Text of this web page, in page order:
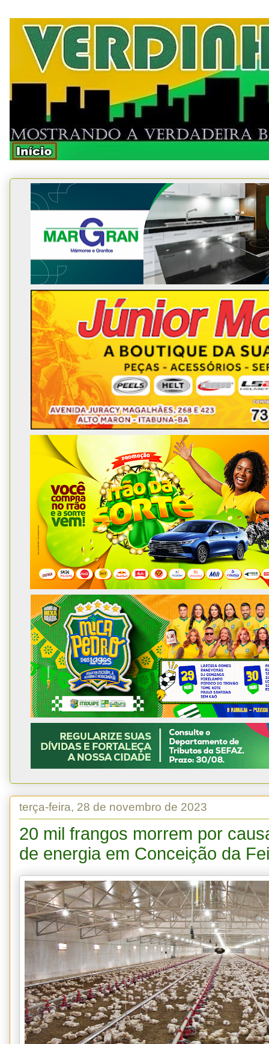
terça-feira, 28 de novembro de 2023
20 mil frangos morrem por
de energia em Conceição da